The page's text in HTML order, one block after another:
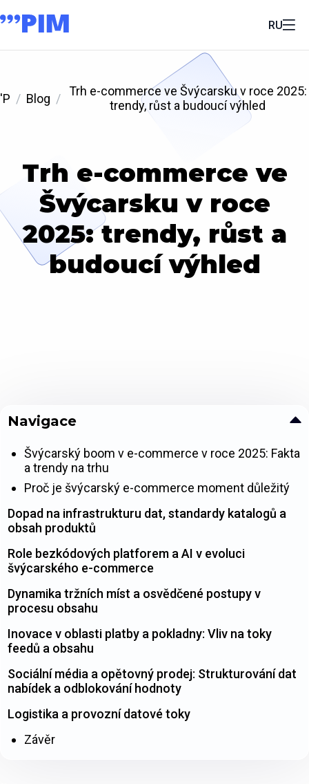
RU
'P Blog
Trh e-commerce ve Švýcarsku v roce 2025:
trendy, růst a budoucí výhled
Trh e-commerce ve
Švýcarsku v roce
2025: trendy, růst a
budoucí výhled
Navigace
Švýcarský boom v e-commerce v roce 2025: Fakta
a trendy na trhu
Proč je švýcarský e-commerce moment důležitý
Dopad na infrastrukturu dat, standardy katalogů a
obsah produktů
Role bezkódových platforem a AI v evoluci
švýcarského e-commerce
Dynamika tržních míst a osvědčené postupy v
procesu obsahu
Inovace v oblasti platby a pokladny: Vliv na toky
feedů a obsahu
Sociální média a opětovný prodej: Strukturování dat
nabídek a odblokování hodnoty
Logistika a provozní datové toky
Závěr